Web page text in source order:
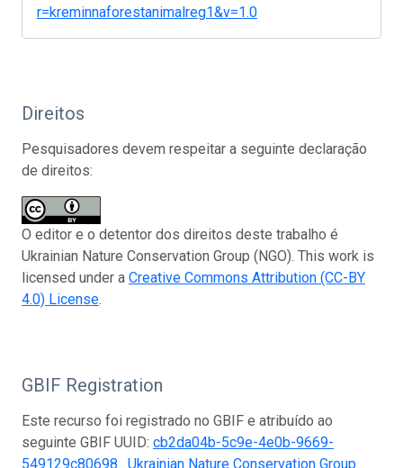
r=kreminnaforestanimalreg1&v=1.0
Direitos
Pesquisadores devem respeitar a seguinte declaração
de direitos:
O editor e o detentor dos direitos deste trabalho é
Ukrainian Nature Conservation Group (NGO). This work is
licensed under a Creative Commons Attribution (CC-BY
4.0) License.
GBIF Registration
Este recurso foi registrado no GBIF e atribuído ao
seguinte GBIF UUID: cb2da04b-5c9e-4e0b-9669-
549129c80698. Ukrainian Nature Conservation Group